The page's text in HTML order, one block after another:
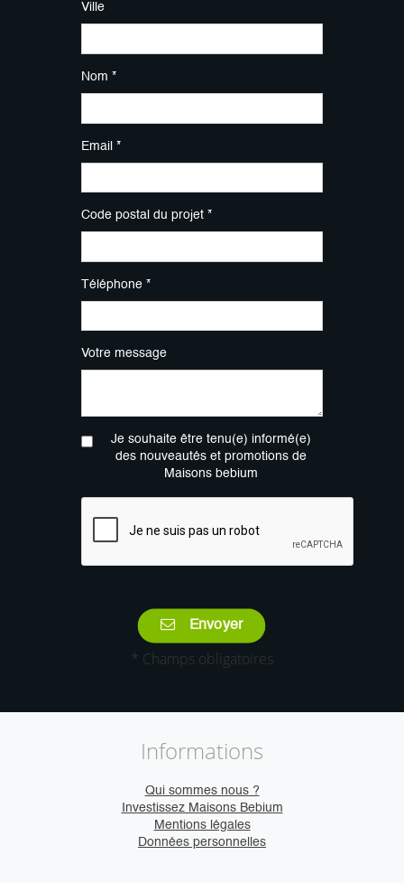
Ville
Nom *
Email *
Code postal du projet *
Téléphone *
Votre message
Je souhaite être tenu(e) informé(e)
des nouveautés et promotions de
Maisons bebium
Envoyer
* Champs obligatoires
Informations
Qui sommes nous ?
Investissez Maisons Bebium
Mentions légales
Données personnelles